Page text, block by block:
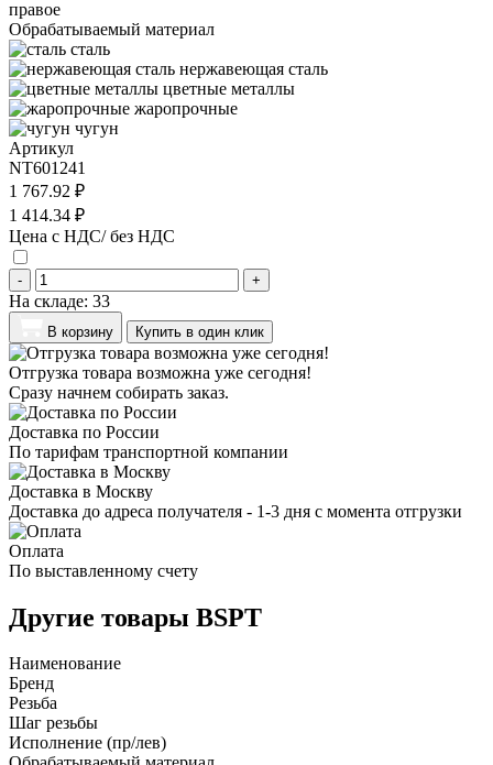
правое
Обрабатываемый материал
сталь
нержавеющая сталь
цветные металлы
жаропрочные
чугун
Артикул
NT601241
1 767.92 ₽
1 414.34 ₽
Цена с НДС/ без НДС
- +
На складе: 33
В корзину Купить в один клик
Отгрузка товара возможна уже сегодня!
Сразу начнем собирать заказ.
Доставка по России
По тарифам транспортной компании
Доставка в Москву
Доставка до адреса получателя - 1-3 дня с момента отгрузки
Оплата
По выставленному счету
Другие товары BSPT
Наименование
Бренд
Резьба
Шаг резьбы
Исполнение (пр/лев)